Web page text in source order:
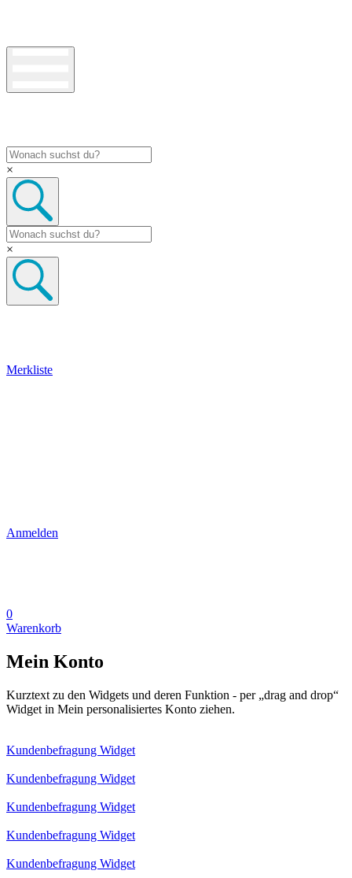
×
×
Merkliste
Anmelden
0
Warenkorb
Mein Konto
Kurztext zu den Widgets und deren Funktion - per „drag and drop“
Widget in Mein personalisiertes Konto ziehen.
Kundenbefragung Widget
Kundenbefragung Widget
Kundenbefragung Widget
Kundenbefragung Widget
Kundenbefragung Widget